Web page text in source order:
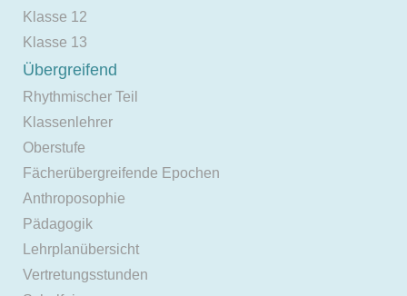
Klasse 12
Klasse 13
Übergreifend
Rhythmischer Teil
Klassenlehrer
Oberstufe
Fächerübergreifende Epochen
Anthroposophie
Pädagogik
Lehrplanübersicht
Vertretungsstunden